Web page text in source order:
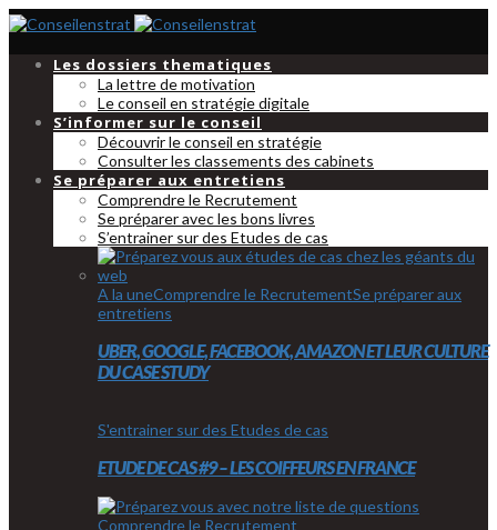
Les dossiers thematiques
La lettre de motivation
Le conseil en stratégie digitale
S’informer sur le conseil
Découvrir le conseil en stratégie
Consulter les classements des cabinets
Se préparer aux entretiens
Comprendre le Recrutement
Se préparer avec les bons livres
S’entrainer sur des Etudes de cas
A la uneComprendre le RecrutementSe préparer aux
entretiens
UBER, GOOGLE, FACEBOOK, AMAZON ET LEUR CULTURE
DU CASE STUDY
S'entrainer sur des Etudes de cas
ETUDE DE CAS #9 – LES COIFFEURS EN FRANCE
Comprendre le Recrutement